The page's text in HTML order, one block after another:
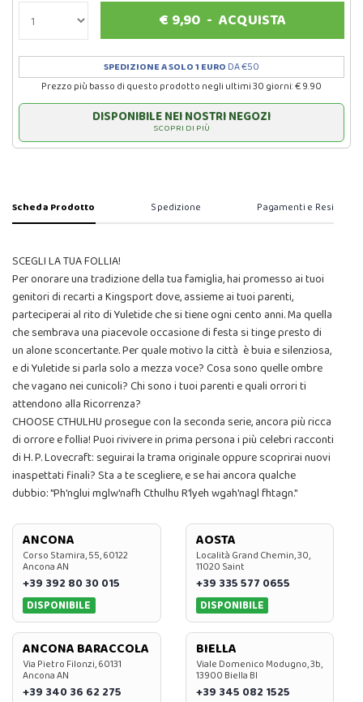
€ 9,90- ACQUISTA
SPEDIZIONE A SOLO 1 EURO DA €50
Prezzo più basso di questo prodotto negli ultimi 30 giorni: € 9.90
DISPONIBILE NEI NOSTRI NEGOZI
SCOPRI DI PIÙ
Scheda Prodotto Spedizione Pagamenti e Resi
SCEGLI LA TUA FOLLIA!
Per onorare una tradizione della tua famiglia, hai promesso ai tuoi
genitori di recarti a Kingsport dove, assieme ai tuoi parenti,
parteciperai al rito di Yuletide che si tiene ogni cento anni. Ma quella
che sembrava una piacevole occasione di festa si tinge presto di
un alone sconcertante. Per quale motivo la città è buia e silenziosa,
e di Yuletide si parla solo a mezza voce? Cosa sono quelle ombre
che vagano nei cunicoli? Chi sono i tuoi parenti e quali orrori ti
attendono alla Ricorrenza?
CHOOSE CTHULHU prosegue con la seconda serie, ancora più ricca
di orrore e follia! Puoi rivivere in prima persona i più celebri racconti
di H. P. Lovecraft: seguirai la trama originale oppure scoprirai nuovi
inaspettati finali? Sta a te scegliere, e se hai ancora qualche
dubbio: "Ph'nglui mglw'nafh Cthulhu R'lyeh wgah'nagl fhtagn."
ANCONA
Corso Stamira, 55, 60122
Ancona AN
+39 392 80 30 015
DISPONIBILE
AOSTA
Località Grand Chemin, 30,
11020 Saint
+39 335 577 0655
DISPONIBILE
ANCONA BARACCOLA
Via Pietro Filonzi, 60131
Ancona AN
+39 340 36 62 275
BIELLA
Viale Domenico Modugno, 3b,
13900 Biella BI
+39 345 082 1525